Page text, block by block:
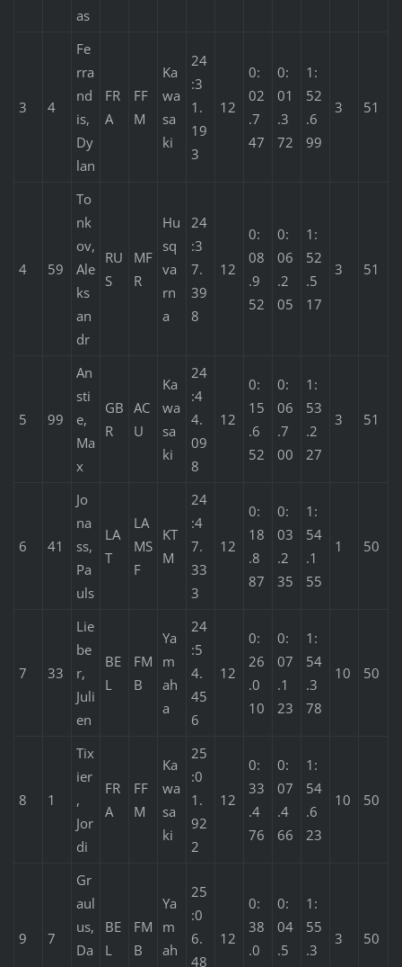
as
3 4
Fe
rra
nd
is,
Dy
lan
FR
A
FF
M
Ka
wa
sa
ki
24
:3
1.
19
3
12
0:
02
.7
47
0:
01
.3
72
1:
52
.6
99
3 51
4 59
To
nk
ov,
Ale
ks
an
dr
RU
S
MF
R
Hu
sq
va
rn
a
24
:3
7.
39
8
12
0:
08
.9
52
0:
06
.2
05
1:
52
.5
17
3 51
5 99
An
sti
e,
Ma
x
GB
R
AC
U
Ka
wa
sa
ki
24
:4
4.
09
8
12
0:
15
.6
52
0:
06
.7
00
1:
53
.2
27
3 51
6 41
Jo
na
ss,
Pa
uls
LA
T
LA
MS
F
KT
M
24
:4
7.
33
3
12
0:
18
.8
87
0:
03
.2
35
1:
54
.1
55
1 50
7 33
Lie
be
r,
Juli
en
BE
L
FM
B
Ya
m
ah
a
24
:5
4.
45
6
12
0:
26
.0
10
0:
07
.1
23
1:
54
.3
78
10 50
8 1
Tix
ier
,
Jor
di
FR
A
FF
M
Ka
wa
sa
ki
25
:0
1.
92
2
12
0:
33
.4
76
0:
07
.4
66
1:
54
.6
23
10 50
9 7
Gr
aul
us,
Da
BE
L
FM
B
Ya
m
ah
25
:0
6.
48
12
0:
38
.0
0:
04
.5
1:
55
.3
3 50